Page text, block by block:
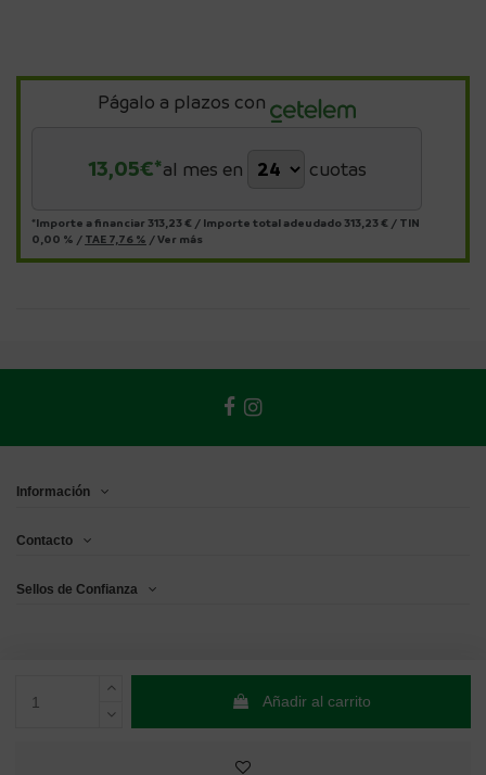
Añadir al carrito
Págalo a plazos con
13,05€*al mes en cuotas
*Importe a financiar 313,23 € / Importe total adeudado313,23 € / TIN
0,00 % / TAE 7,76 % /Ver más
Información
Contacto
Sellos de Confianza